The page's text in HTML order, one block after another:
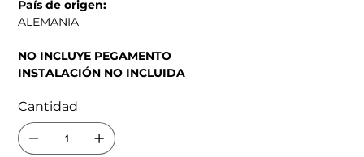
País de origen:
ALEMANIA
NO INCLUYE PEGAMENTO
INSTALACIÓN NO INCLUIDA
Cantidad